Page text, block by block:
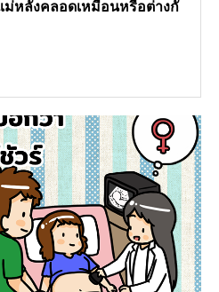
หลังคลอดเหมือนหรือต่างกั